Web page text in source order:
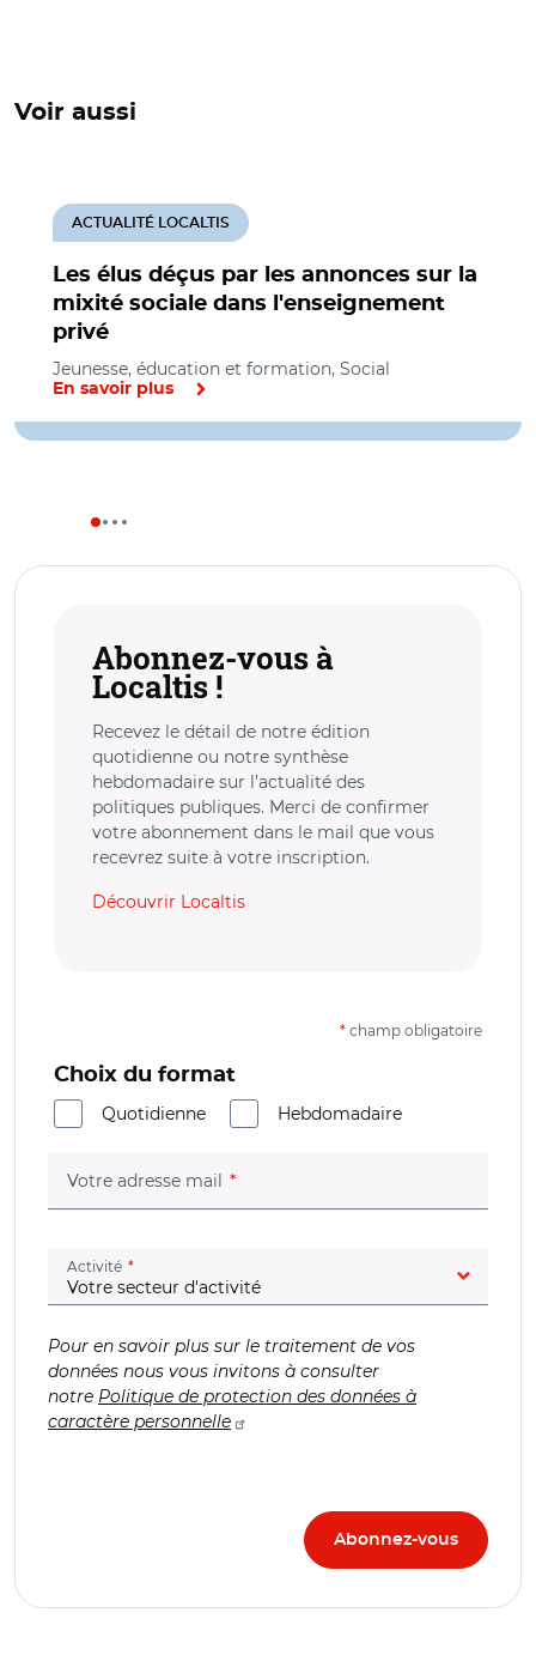
Voir aussi
Les élus déçus par les annonces sur la
mixité sociale dans l'enseignement
privé
ACTUALITÉ LOCALTIS
Jeunesse, éducation et formation, Social
En savoir plus
Abonnez-vous à
Localtis !
Recevez le détail de notre édition
quotidienne ou notre synthèse
hebdomadaire sur l’actualité des
politiques publiques. Merci de confirmer
votre abonnement dans le mail que vous
recevrez suite à votre inscription.
Découvrir Localtis
* champ obligatoire
Choix du format
Quotidienne
Hebdomadaire
Votre adresse mail (champ obligatoire)
Activité (champ obligatoire)
Pour en savoir plus sur le traitement de vos
données nous vous invitons à consulter
notre Politique de protection des données à
caractère personnelle